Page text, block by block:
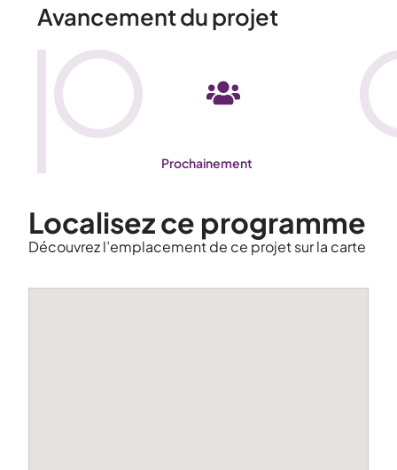
Avancement du projet​
Prochainement
Localisez ce programme
Découvrez l’emplacement de ce projet sur la carte